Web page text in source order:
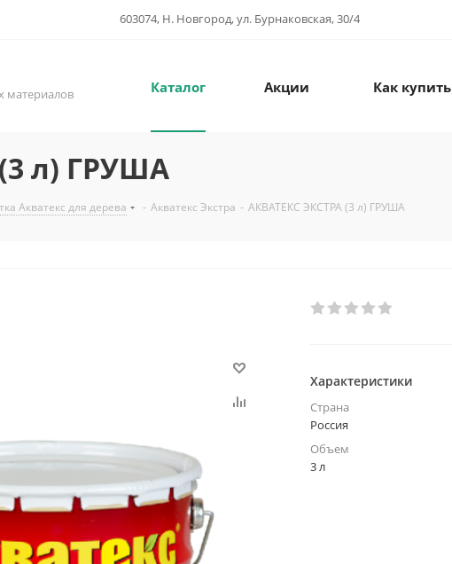
603074, Н. Новгород, ул. Бурнаковская, 30/4
материалов
Каталог Акции Как купить
л) ГРУША
Акватекс для дерева - Акватекс Экстра - АКВАТЕКС ЭКСТРА (3 л) ГРУША
Характеристики
Страна
Россия
Объем
3 л